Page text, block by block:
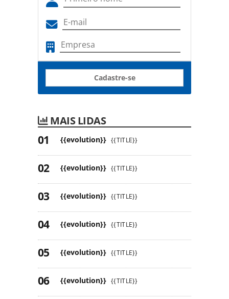
Cadastre-se
MAIS LIDAS
{{evolution}} {{TITLE}}
{{evolution}} {{TITLE}}
{{evolution}} {{TITLE}}
{{evolution}} {{TITLE}}
{{evolution}} {{TITLE}}
{{evolution}} {{TITLE}}